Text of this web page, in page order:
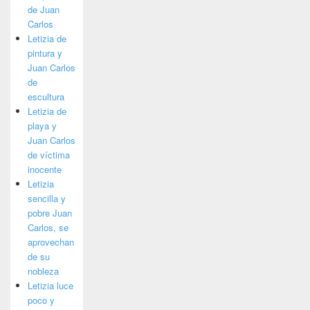
de Juan
Carlos
Letizia de
pintura y
Juan Carlos
de
escultura
Letizia de
playa y
Juan Carlos
de víctima
inocente
Letizia
sencilla y
pobre Juan
Carlos, se
aprovechan
de su
nobleza
Letizia luce
poco y